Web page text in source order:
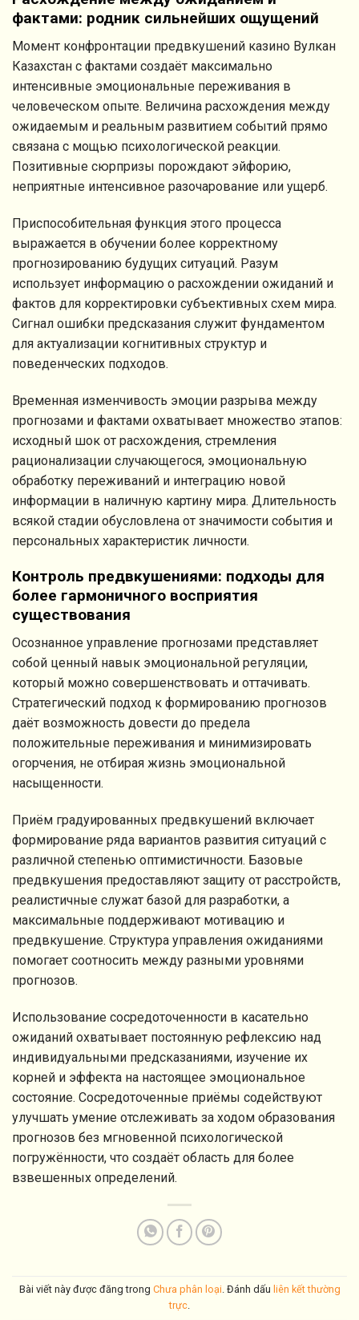
фактами: родник сильнейших ощущений
Момент конфронтации предвкушений казино Вулкан
Казахстан с фактами создаёт максимально
интенсивные эмоциональные переживания в
человеческом опыте. Величина расхождения между
ожидаемым и реальным развитием событий прямо
связана с мощью психологической реакции.
Позитивные сюрпризы порождают эйфорию,
неприятные интенсивное разочарование или ущерб.
Приспособительная функция этого процесса
выражается в обучении более корректному
прогнозированию будущих ситуаций. Разум
использует информацию о расхождении ожиданий и
фактов для корректировки субъективных схем мира.
Сигнал ошибки предсказания служит фундаментом
для актуализации когнитивных структур и
поведенческих подходов.
Временная изменчивость эмоции разрыва между
прогнозами и фактами охватывает множество этапов:
исходный шок от расхождения, стремления
рационализации случающегося, эмоциональную
обработку переживаний и интеграцию новой
информации в наличную картину мира. Длительность
всякой стадии обусловлена от значимости события и
персональных характеристик личности.
Контроль предвкушениями: подходы для
более гармоничного восприятия
существования
Осознанное управление прогнозами представляет
собой ценный навык эмоциональной регуляции,
который можно совершенствовать и оттачивать.
Стратегический подход к формированию прогнозов
даёт возможность довести до предела
положительные переживания и минимизировать
огорчения, не отбирая жизнь эмоциональной
насыщенности.
Приём градуированных предвкушений включает
формирование ряда вариантов развития ситуаций с
различной степенью оптимистичности. Базовые
предвкушения предоставляют защиту от расстройств,
реалистичные служат базой для разработки, а
максимальные поддерживают мотивацию и
предвкушение. Структура управления ожиданиями
помогает соотносить между разными уровнями
прогнозов.
Использование сосредоточенности в касательно
ожиданий охватывает постоянную рефлексию над
индивидуальными предсказаниями, изучение их
корней и эффекта на настоящее эмоциональное
состояние. Сосредоточенные приёмы содействуют
улучшать умение отслеживать за ходом образования
прогнозов без мгновенной психологической
погружённости, что создаёт область для более
взвешенных определений.
Bài viết này được đăng trong Chưa phân loại . Đánh dấu liên kết thường
trực